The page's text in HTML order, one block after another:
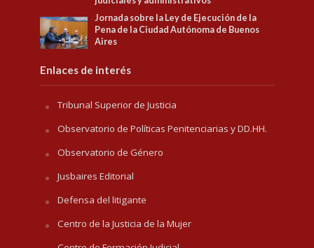
Jornada sobre la Ley de Ejecución de la
Pena de la Ciudad Autónoma de Buenos
Aires
Enlaces de interés
Tribunal Superior de Justicia
Observatorio de Políticas Penitenciarias y DD.HH.
Observatorio de Género
Jusbaires Editorial
Defensa del litigante
Centro de la Justicia de la Mujer